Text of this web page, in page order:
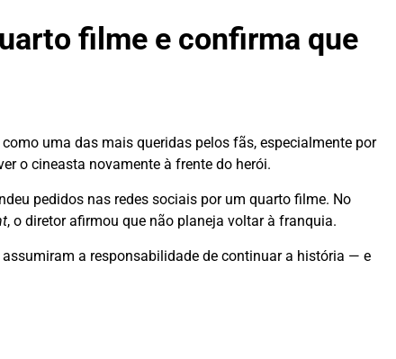
filme e confirma que
uma das mais queridas pelos fãs, especialmente por
o cineasta novamente à frente do herói.
pedidos nas redes sociais por um quarto filme. No
, o diretor afirmou que não planeja voltar à franquia.
a responsabilidade de continuar a história — e